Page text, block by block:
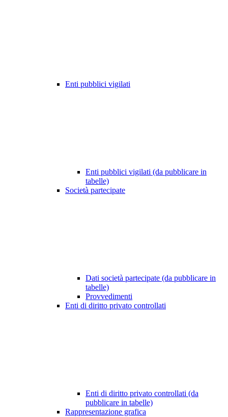
Enti pubblici vigilati
Enti pubblici vigilati (da pubblicare in
tabelle)
Società partecipate
Dati società partecipate (da pubblicare in
tabelle)
Provvedimenti
Enti di diritto privato controllati
Enti di diritto privato controllati (da
pubblicare in tabelle)
Rappresentazione grafica